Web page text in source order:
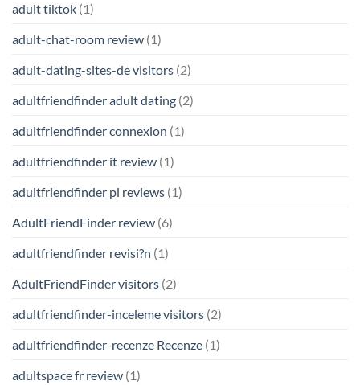
adult tiktok (1)
adult-chat-room review (1)
adult-dating-sites-de visitors (2)
adultfriendfinder adult dating (2)
adultfriendfinder connexion (1)
adultfriendfinder it review (1)
adultfriendfinder pl reviews (1)
AdultFriendFinder review (6)
adultfriendfinder revisi?n (1)
AdultFriendFinder visitors (2)
adultfriendfinder-inceleme visitors (2)
adultfriendfinder-recenze Recenze (1)
adultspace fr review (1)